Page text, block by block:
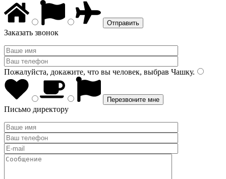
Заказать звонок
Пожалуйста, докажите, что вы человек, выбрав Чашку.
Письмо директору